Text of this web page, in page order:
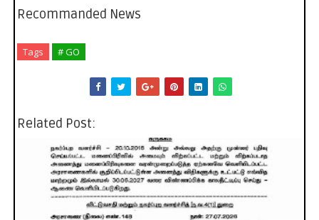
Recommanded News
Tags # GO
Related Post: